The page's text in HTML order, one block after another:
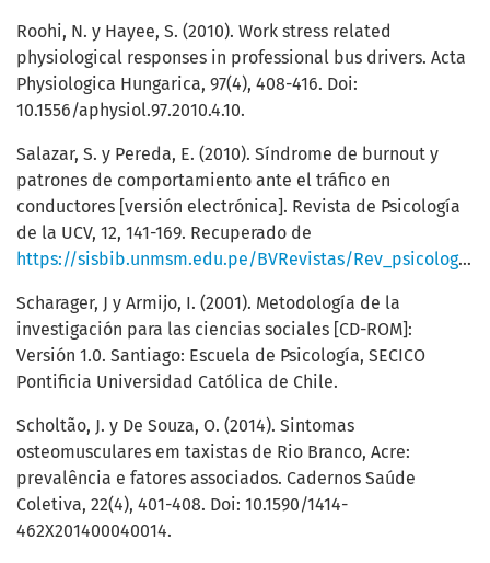
Roohi, N. y Hayee, S. (2010). Work stress related
physiological responses in professional bus drivers. Acta
Physiologica Hungarica, 97(4), 408-416. Doi:
10.1556/aphysiol.97.2010.4.10.
Salazar, S. y Pereda, E. (2010). Síndrome de burnout y
patrones de comportamiento ante el tráfico en
conductores [versión electrónica]. Revista de Psicología
de la UCV, 12, 141-169. Recuperado de
https://sisbib.unmsm.edu.pe/BVRevistas/Rev_psicologia_cv/v12_2010/pdf/a07.pdf
Scharager, J y Armijo, I. (2001). Metodología de la
investigación para las ciencias sociales [CD-ROM]:
Versión 1.0. Santiago: Escuela de Psicología, SECICO
Pontificia Universidad Católica de Chile.
Scholtão, J. y De Souza, O. (2014). Sintomas
osteomusculares em taxistas de Rio Branco, Acre:
prevalência e fatores associados. Cadernos Saúde
Coletiva, 22(4), 401-408. Doi: 10.1590/1414-
462X201400040014.